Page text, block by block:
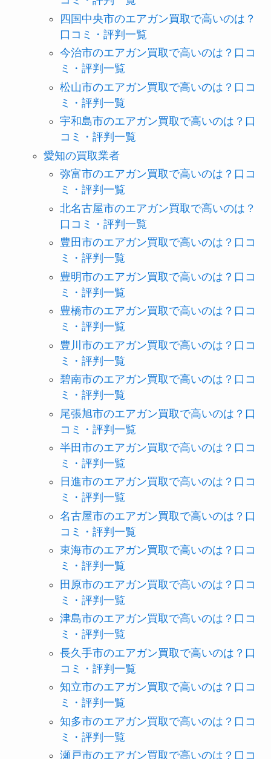
四国中央市のエアガン買取で高いのは？
口コミ・評判一覧
今治市のエアガン買取で高いのは？口コ
ミ・評判一覧
松山市のエアガン買取で高いのは？口コ
ミ・評判一覧
宇和島市のエアガン買取で高いのは？口
コミ・評判一覧
愛知の買取業者
弥富市のエアガン買取で高いのは？口コ
ミ・評判一覧
北名古屋市のエアガン買取で高いのは？
口コミ・評判一覧
豊田市のエアガン買取で高いのは？口コ
ミ・評判一覧
豊明市のエアガン買取で高いのは？口コ
ミ・評判一覧
豊橋市のエアガン買取で高いのは？口コ
ミ・評判一覧
豊川市のエアガン買取で高いのは？口コ
ミ・評判一覧
碧南市のエアガン買取で高いのは？口コ
ミ・評判一覧
尾張旭市のエアガン買取で高いのは？口
コミ・評判一覧
半田市のエアガン買取で高いのは？口コ
ミ・評判一覧
日進市のエアガン買取で高いのは？口コ
ミ・評判一覧
名古屋市のエアガン買取で高いのは？口
コミ・評判一覧
東海市のエアガン買取で高いのは？口コ
ミ・評判一覧
田原市のエアガン買取で高いのは？口コ
ミ・評判一覧
津島市のエアガン買取で高いのは？口コ
ミ・評判一覧
長久手市のエアガン買取で高いのは？口
コミ・評判一覧
知立市のエアガン買取で高いのは？口コ
ミ・評判一覧
知多市のエアガン買取で高いのは？口コ
ミ・評判一覧
瀬戸市のエアガン買取で高いのは？口コ